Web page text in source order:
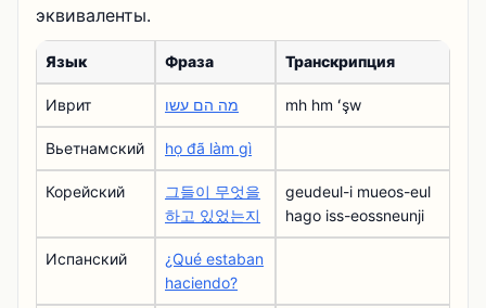
эквиваленты.
Язык Фраза Транскрипция
Иврит מה הם עשו mh hm ʻşw
Вьетнамский họ đã làm gì
Корейский
그들이 무엇을
하고 있었는지
geudeul-i mueos-eul
hago iss-eossneunji
Испанский
¿Qué estaban
haciendo?